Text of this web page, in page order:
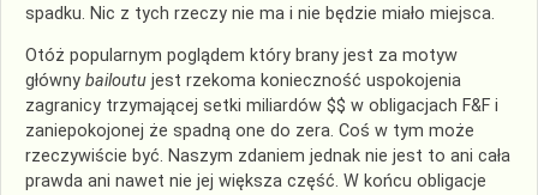
spadku. Nic z tych rzeczy nie ma i nie będzie miało miejsca.
Otóż popularnym poglądem który brany jest za motyw
główny bailoutu jest rzekoma konieczność uspokojenia
zagranicy trzymającej setki miliardów $$ w obligacjach F&F i
zaniepokojonej że spadną one do zera. Coś w tym może
rzeczywiście być. Naszym zdaniem jednak nie jest to ani cała
prawda ani nawet nie jej większa część. W końcu obligacje